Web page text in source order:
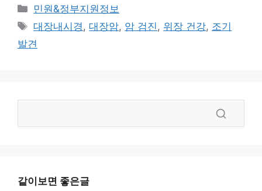
카
테
리
민원&정부지원정보
태
그
대장내시경,대장암, 암 검진, 위장 건강, 조기
발견
같이보면 좋은글